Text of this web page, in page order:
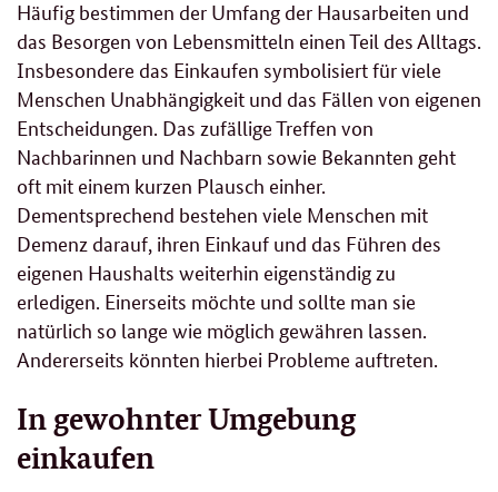
Häufig bestimmen der Umfang der Hausarbeiten und
das Besorgen von Lebensmitteln einen Teil des Alltags.
Insbesondere das Einkaufen symbolisiert für viele
Menschen Unabhängigkeit und das Fällen von eigenen
Entscheidungen. Das zufällige Treffen von
Nachbarinnen und Nachbarn sowie Bekannten geht
oft mit einem kurzen Plausch einher.
Dementsprechend bestehen viele Menschen mit
Demenz darauf, ihren Einkauf und das Führen des
eigenen Haushalts weiterhin eigenständig zu
erledigen. Einerseits möchte und sollte man sie
natürlich so lange wie möglich gewähren lassen.
Andererseits könnten hierbei Probleme auftreten.
In gewohnter Umgebung
einkaufen